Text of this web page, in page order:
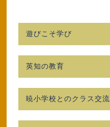
遊びこそ学び
英知の教育
暁小学校とのクラス交流